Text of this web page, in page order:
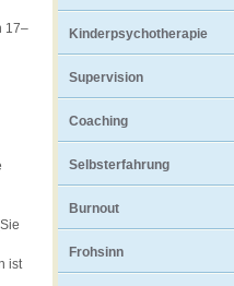
Kinderpsychotherapie
Supervision
Coaching
Selbsterfahrung
Burnout
Frohsinn
17–
ist